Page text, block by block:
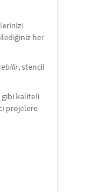
her
, stencil
gibi kaliteli
projelere